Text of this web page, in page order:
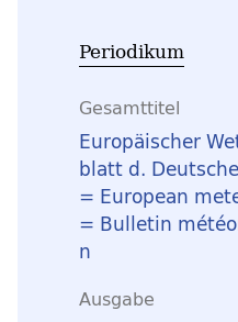
Periodikum
Gesamttitel
Europäischer
blatt d.
= European
= Bulletin
n
Ausgabe